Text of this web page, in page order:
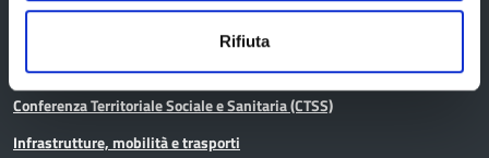
Rifiuta
Bilancio
Conferenza Territoriale Sociale e Sanitaria (CTSS)
Infrastrutture, mobilità e trasporti